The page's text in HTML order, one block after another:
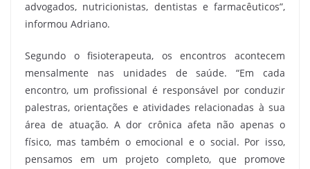
advogados, nutricionistas, dentistas e farmacêuticos”,
informou Adriano.
Segundo o fisioterapeuta, os encontros acontecem
mensalmente nas unidades de saúde. “Em cada
encontro, um profissional é responsável por conduzir
palestras, orientações e atividades relacionadas à sua
área de atuação. A dor crônica afeta não apenas o
físico, mas também o emocional e o social. Por isso,
pensamos em um projeto completo, que promove